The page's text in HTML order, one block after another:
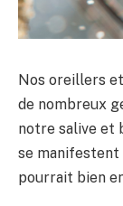
Nos oreillers
de nombreux
notre salive et
se manifestent
pourrait bien